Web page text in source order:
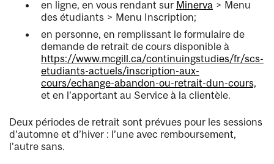
en ligne, en vous rendant sur Minerva > Menu
des étudiants > Menu Inscription;
en personne, en remplissant le formulaire de
demande de retrait de cours disponible à
https://www.mcgill.ca/continuingstudies/fr/scs-
etudiants-actuels/inscription-aux-
cours/echange-abandon-ou-retrait-dun-cours,
et en l’apportant au Service à la clientèle.
Deux périodes de retrait sont prévues pour les sessions
d’automne et d’hiver : l’une avec remboursement,
l’autre sans.